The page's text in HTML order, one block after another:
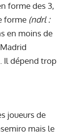
forme des 3,
forme (ndrl :
en moins de
Il dépend trop
joueurs de
mais le